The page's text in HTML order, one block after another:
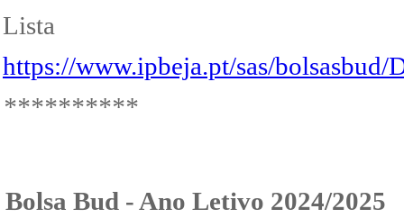
Lista
https://www.ipbeja.pt/sas/
**********
Bolsa Bud - Ano Letivo 2024/2025